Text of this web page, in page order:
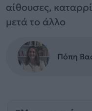
αίθουσες,
μετά το άλλο
Πόπη